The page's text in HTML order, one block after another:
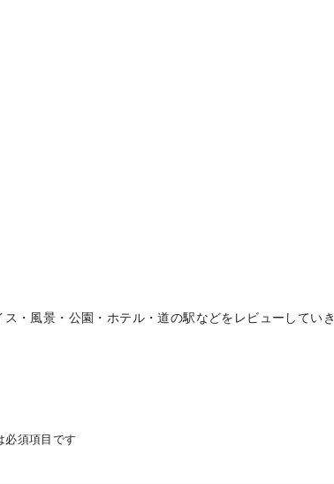
・風景・公園・ホテル・道の駅などをレビューしていき
必須項目です